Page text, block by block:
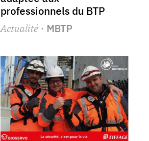
professionnels du BTP
Actualité · MBTP